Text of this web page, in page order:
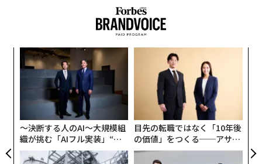
興味深いことに、この統合は市場シェアのダイナミクス
を変えている。歴史的に、大規模な低コストプロバイダ
ーが不釣り合いな勝者だった。企業はリスクのために新
しいパートナーに仕事を移すことを躊躇し、既存企業は
自分たちの足場を守ることができた。今、パターンは異
なる。企業は規模よりも能力を優先している。高度なオ
ペレーティングモデルとAI変革を中心に位置づけられた
プロバイダーがシェアを獲得し、深い専門知識を持つ専
門企業が従来の既存企業を上回って仕事を獲得すること
が増えている。これらのトレンドは、グローバル・イン
ハウス・センター（GIC）とサービスプロバイダーが純
しかし、やがて「ヨセフを知らない」新しい王が台頭す
る。その数語で、過去と現在の橋が崩壊する。新しい支
持した構造を覚えていないようであり、それらを構築し
た人々への感謝やつながりも持っていないようだ。彼は
安定を継承するが、その教訓は継承しない。そして、王
国の強さがどこから来たのかを知らないため、彼は目の
前のすべてを誤って読み取る。その結果は、恐怖、誤っ
た決定、不適切なインテリジェンス、そして抑圧であ
る。
〜決断する人のAI〜大規模組
織が挑む「AIフル実装」“使
う”企業から“動く”企業へ【N
TTドコモビジネス×PwC】
目先の転職ではなく「10年後
の価値」をつくる──アサイ
ンの長期伴走型支援とは